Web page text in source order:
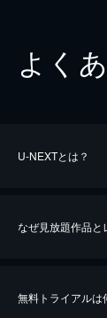
よく
U-NEXTとは？
なぜ見放題作品と
無料トライアルは